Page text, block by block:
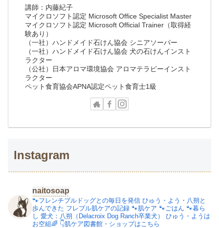
講師：内藤紀子
マイクロソフト認定 Microsoft Office Specialist Master
マイクロソフト認定 Microsoft Official Trainer（取得経
験あり）
（一社）ハンドメイド石けん協会 シニアソーパー
（一社）ハンドメイド石けん協会 犬の石けんインスト
ラクター
（公社）日本アロマ環境協会 アロマテラピーインスト
ラクター
ペット食育協会APNA認定ペット食育士1級
Instagram
naitosoap
🐾フレンチブルドッグとの毎日を発信 ひゅう・よう・八朔と
歩んできた フレブル肌ケアの記録 🐾肌ケア 🐾ごはん 🐾暮ら
し 愛犬：八朔（Delacroix Dog Ranch卒業犬）
ひゅう・ようは
お空組🌈 👇肌ケア図書館・ショップはこちら